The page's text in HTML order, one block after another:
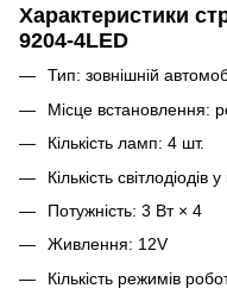
Характеристики
9204-4LED
Тип: зовнішній
Місце встановлення:
Кількість ламп: 4 шт.
Кількість світлодіодів
Потужність: 3 Вт × 4
Живлення: 12V
Кількість режимів